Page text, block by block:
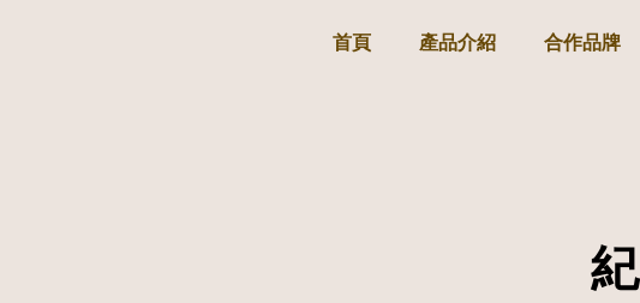
首頁 產品介紹 合作品牌